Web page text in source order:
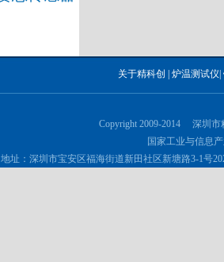
关于精科创 炉温测试仪
Copyright 2009-2014 深圳
国家工业与信息
地址：深圳市宝安区福海街道新田社区新塘路3-1号